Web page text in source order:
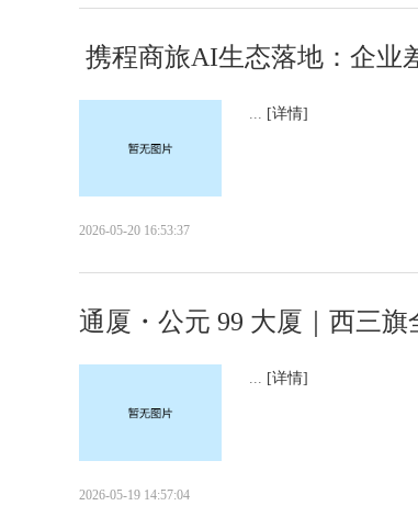
携程商旅AI生态落地：企业
... [详情]
2026-05-20 16:53:37
通厦・公元 99 大厦｜西三
[详情]
2026-05-19 14:57:04